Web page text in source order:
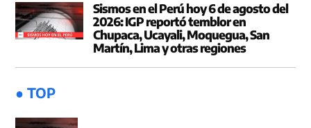
Sismos en el Perú hoy 6 de agosto del
2026: IGP reportó temblor en
Chupaca, Ucayali, Moquegua, San
Martín, Lima y otras regiones
● TOP